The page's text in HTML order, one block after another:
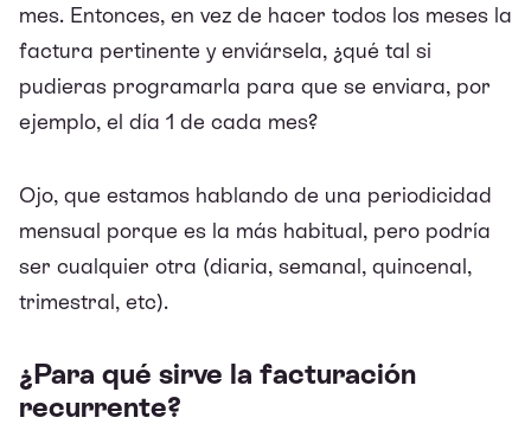
mes. Entonces, en vez de hacer todos los meses la
factura pertinente y enviársela, ¿qué tal si
pudieras programarla para que se enviara, por
ejemplo, el día 1 de cada mes?
Ojo, que estamos hablando de una periodicidad
mensual porque es la más habitual, pero podría
ser cualquier otra (diaria, semanal, quincenal,
trimestral, etc).
¿Para qué sirve la facturación
recurrente?